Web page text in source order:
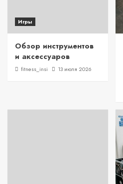
Игры
Обзор инструментов
и аксессуаров
fitness_insi 13 июля 2026